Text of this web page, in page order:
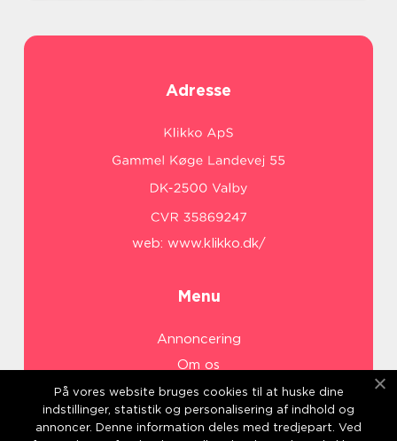
Adresse
web: www.klikko.dk/
Menu
Annoncering
Om os
Cookies
Kontakt os
På vores website bruges cookies til at huske dine
indstillinger, statistik og personalisering af indhold og
annoncer. Denne information deles med tredjepart. Ved